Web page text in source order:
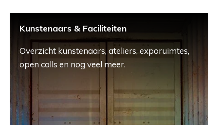
Kunstenaars & Faciliteiten
Overzicht kunstenaars, ateliers, exporuimtes,
open calls en nog veel meer.